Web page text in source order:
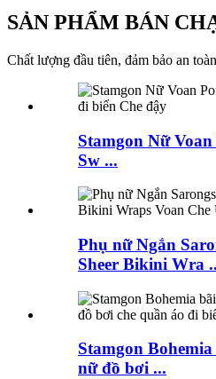
SẢN PHẨM BÁN
Chất lượng đầu tiên, đảm bảo an toàn
Stamgon Nữ
Sw ...
Phụ nữ Ngắn
Sheer Bikini Wra
Stamgon
nữ đồ bơi ...